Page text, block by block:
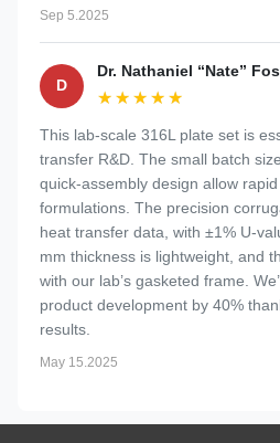
Sep 5.2025
D
Dr. Nathaniel “Nate”
★★★★★
★★★★★
This lab-scale 316L plate set is
transfer R&D. The small batch
quick-assembly design allow
formulations. The precision
heat transfer data, with ±1% U-
mm thickness is lightweight, and
with our lab’s gasketed frame.
product development by 40%
results.
May 15.2025